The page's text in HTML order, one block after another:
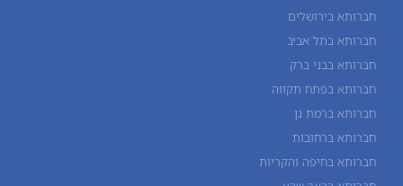
חברותא בירושלים
חברותא בתל אביב
חברותא בבני ברק
חברותא בפתח תקווה
חברותא ברמת גן
חברותא ברחובות
חברותא בחיפה והקריות